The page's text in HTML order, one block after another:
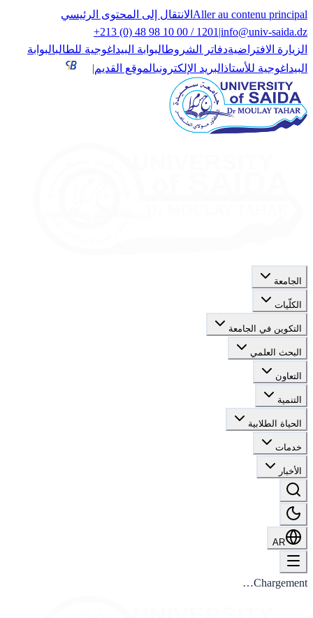
Aller au contenu principal الانتقال إلى المحتوى الرئيسي
info@univ-saida.dz
|
+213 (0) 48 98 10 00 / 1201
الزيارة الافتراضيةدفاتر الشروطالبوابة البيداغوجية للطالبالبوابة
البيداغوجية للأستاذ البريد الإلكترونيالموقع القديم|
الجامعة
الكلّيات
التكوين في الجامعة
البحث العلمي
التعاون
التنمية
الحياة الطلابية
خدمات
الأخبار
AR
Chargement…